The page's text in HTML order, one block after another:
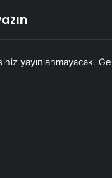
yayınlanmayacak.